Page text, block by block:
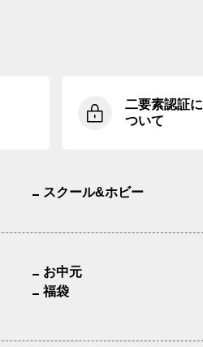
二要素認証に
ついて
スクール&ホビー
お中元
福袋